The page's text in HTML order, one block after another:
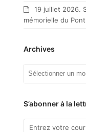
19 juillet 2026.
mémorielle du
Archives
Archives
S’abonner à la